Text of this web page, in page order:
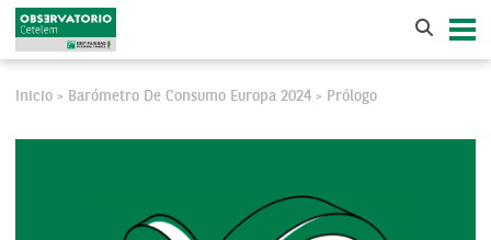
Inicio > Barómetro De Consumo Europa 2024 > Prólogo